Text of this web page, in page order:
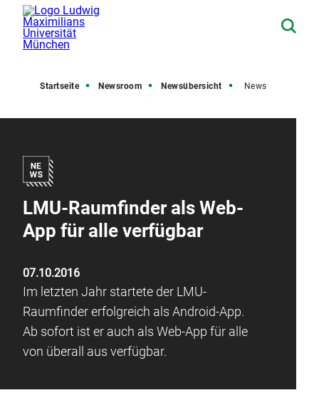
Startseite Newsroom Newsübersicht News
LMU-Raumfinder als Web-
App für alle verfügbar
07.10.2016
Im letzten Jahr startete der LMU-
Raumfinder erfolgreich als Android-App.
Ab sofort ist er auch als Web-App für alle
von überall aus verfügbar.